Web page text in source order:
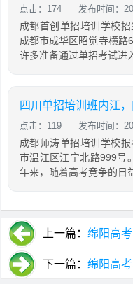
点击：174 发布时间：
成都首创单招培训学校
成都市成华区昭觉寺横路
许多准备通过单招考试进
四川单招培训班内江
点击：119 发布时间：
成都师涛单招培训学校
市温江区江宁北路999号
年来，随着高考竞争的日
上一篇： 绵阳高
下一篇： 绵阳高